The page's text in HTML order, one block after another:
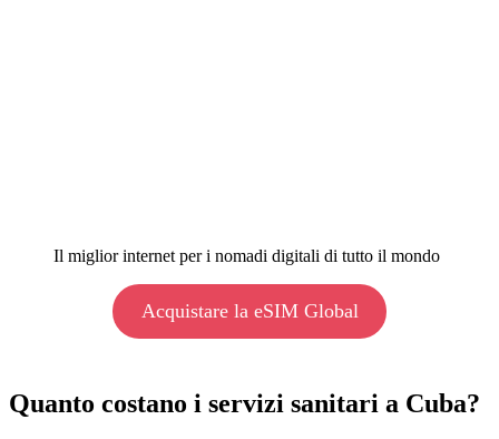
Il miglior internet per i nomadi digitali di tutto il mondo
Acquistare la eSIM Global
Quanto costano i servizi sanitari a Cuba?